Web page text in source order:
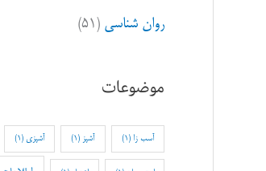
روان شناسی (۵۱)
موضوعات
آسب زا (1) آشپز (1) آشپزی (1)